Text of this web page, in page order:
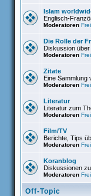
Islam
Englisch-
Moderatoren
Die Rolle der
Diskussion
Moderatoren
Zitate
Eine Sammlung
Moderatoren
Literatur
Literatur zum
Moderatoren
Film/TV
Berichte, Tips
Moderatoren
Koranblog
Diskussionen
Moderatoren
Off-Topic